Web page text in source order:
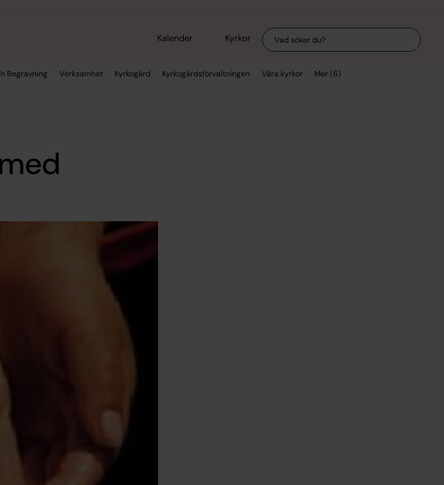
Kalender Kyrkor Sök
Begravning Verksamhet Kyrkogård Kyrkogårdsförvaltningen Våra kyrkor Mer (6)